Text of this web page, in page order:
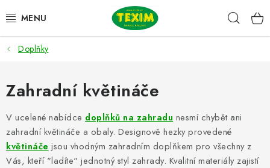
na
ZAHRADNÍ SESTAVY
ŽIDLE
STOLY
LAVICE
Doplňky
Zahradní květináče
V ucelené nabídce doplňků na zahradu nesmí chybět ani
zahradní květináče a obaly. Designově hezky provedené
květináče jsou vhodným zahradním doplňkem pro všechny z
Vás, kteří "ladíte" jednotný styl zahrady. Kvalitní materiály zajistí